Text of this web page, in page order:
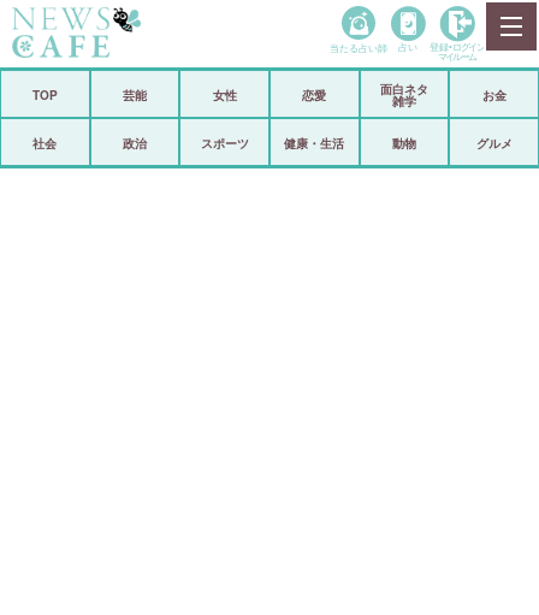
政治
当たる占い師 占い 登録• ログイン
マイルーム
TOP 芸能 女性 恋愛
面白ネタ
雑学
お金
社会 政治 スポーツ 健康・生活 動物 グルメ